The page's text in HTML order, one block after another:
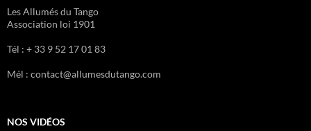
Les Allumés du Tango
Association loi 1901
Tél : + 33 9 52 17 01 83
Mél : contact@allumesdutango.com
NOS VIDÉOS